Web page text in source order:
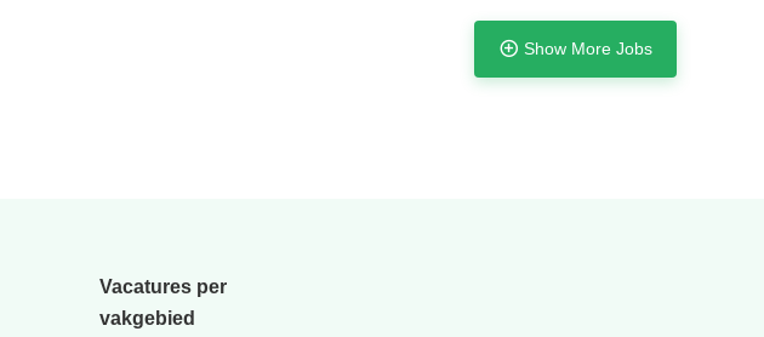
Show More Jobs
Vacatures per
vakgebied